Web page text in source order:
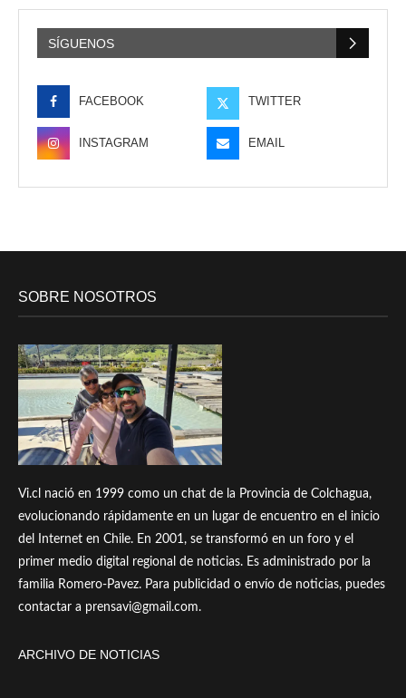
SÍGUENOS
FACEBOOK TWITTER
INSTAGRAM EMAIL
SOBRE NOSOTROS
Vi.cl nació en 1999 como un chat de la Provincia de Colchagua,
evolucionando rápidamente en un lugar de encuentro en el inicio
del Internet en Chile. En 2001, se transformó en un foro y el
primer medio digital regional de noticias. Es administrado por la
familia Romero-Pavez. Para publicidad o envío de noticias, puedes
contactar a prensavi@gmail.com.
ARCHIVO DE NOTICIAS